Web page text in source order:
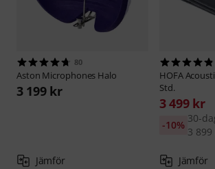
80
Aston Microphones Halo
3 199 kr
Jämför
HOFA
Std.
3 499 kr
30-
3 899
-10%
Jämför